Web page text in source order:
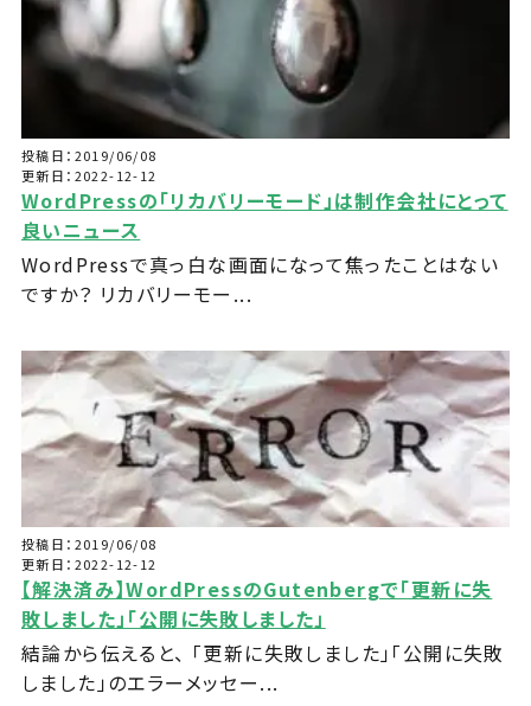
投稿日：2019/06/08
更新日：2022-12-12
WordPressの「リカバリーモード」は制作会社にとって
良いニュース
WordPressで真っ白な画面になって焦ったことはない
ですか？ リカバリーモー...
投稿日：2019/06/08
更新日：2022-12-12
【解決済み】WordPressのGutenbergで「更新に失
敗しました」「公開に失敗しました」
結論から伝えると、 「更新に失敗しました」「公開に失敗
しました」のエラーメッセー...